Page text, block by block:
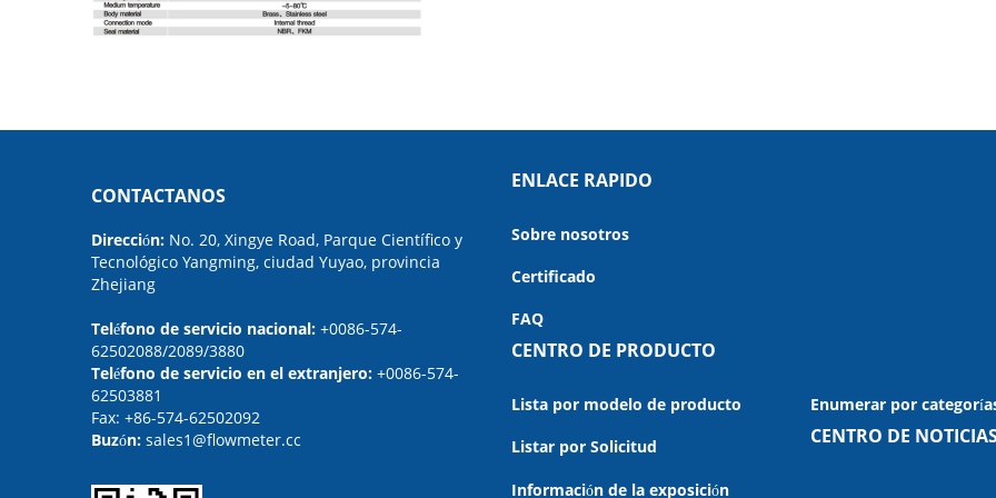
CONTACTANOS
Dirección: No. 20, Xingye Road, Parque Científico y
Tecnológico Yangming, ciudad Yuyao, provincia
Zhejiang
Teléfono de servicio nacional: +0086-574-
62502088/2089/3880
Teléfono de servicio en el extranjero: +0086-574-
62503881
Fax: +86-574-62502092
Buzón: sales1@flowmeter.cc
ENLACE RAPIDO
Sobre nosotros
Certificado
FAQ
CENTRO DE PRODUCTO
Lista por modelo de producto
Enumerar por
Listar por Solicitud
CENTRO DE
Información de la exposición